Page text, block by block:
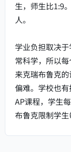
生，师生比1:9
人。
学业负担取决
常科学，所以
来克瑞布鲁克
偏难。学校也
AP课程，学生
布鲁克限制学生